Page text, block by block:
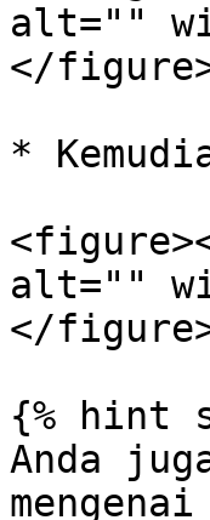
alt=""
</
*
alt=""
</
{% hint
Anda